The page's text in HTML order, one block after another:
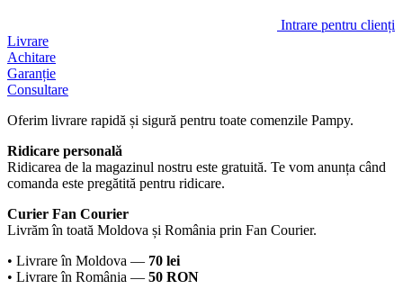
Intrare pentru clienți
Livrare
Achitare
Garanție
Consultare
Oferim livrare rapidă și sigură pentru toate comenzile Pampy.
Ridicare personală
Ridicarea de la magazinul nostru este gratuită. Te vom anunța când
comanda este pregătită pentru ridicare.
Curier Fan Courier
Livrăm în toată Moldova și România prin Fan Courier.
• Livrare în Moldova — 70 lei
• Livrare în România — 50 RON